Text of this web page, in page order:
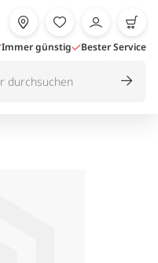
Immer günstig Bester Service